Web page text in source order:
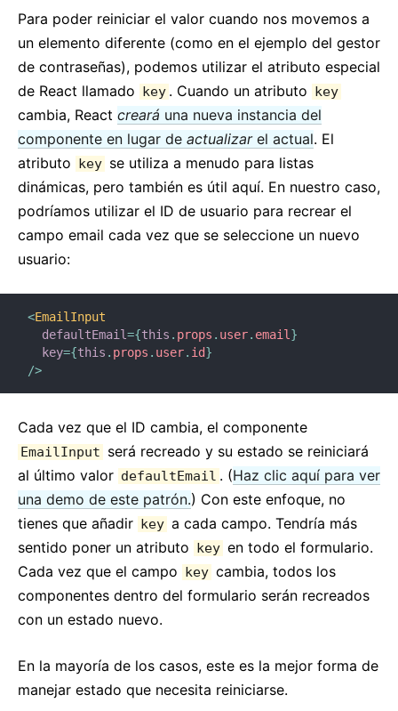
Para poder reiniciar el valor cuando nos movemos a
un elemento diferente (como en el ejemplo del gestor
de contraseñas), podemos utilizar el atributo especial
de React llamado key . Cuando un atributo key
cambia, React creará una nueva instancia del
componente en lugar de actualizarel actual. El
atributo key se utiliza a menudo para listas
dinámicas, pero también es útil aquí. En nuestro caso,
podríamos utilizar el ID de usuario para recrear el
campo email cada vez que se seleccione un nuevo
usuario:
<EmailInput
defaultEmail={this . props . user. email }
key={this . props . user. id}
/>
Cada vez que el ID cambia, el componente
EmailInput será recreado y su estado se reiniciará
al último valor defaultEmail . (Haz clic aquí para ver
una demo de este patrón.) Con este enfoque, no
tienes que añadir key a cada campo. Tendría más
sentido poner un atributo key en todo el formulario.
Cada vez que el campo key cambia, todos los
componentes dentro del formulario serán recreados
con un estado nuevo.
En la mayoría de los casos, este es la mejor forma de
manejar estado que necesita reiniciarse.